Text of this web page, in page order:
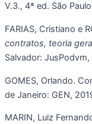
V.3., 4ª ed. São
FARIAS, Cristiano e
contratos, teoria
Salvador: JusPodvm,
GOMES, Orlando.
de Janeiro: GEN,
MARIN, Luiz